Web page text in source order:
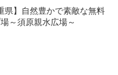
県】自然豊かで素敵な無料
～須原親水広場～